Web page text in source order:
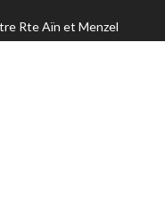
Rte Aïn et Menzel